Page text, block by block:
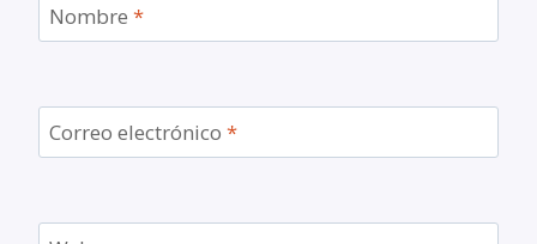
Nombre *
Correo electrónico *